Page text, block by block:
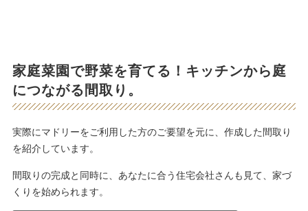
家庭菜園で野菜を育てる！キッチンから庭
につながる間取り。
実際にマドリーをご利用した方のご要望を元に、作成した間取り
を紹介しています。
間取りの完成と同時に、あなたに合う住宅会社さんも見て、家づ
くりを始められます。